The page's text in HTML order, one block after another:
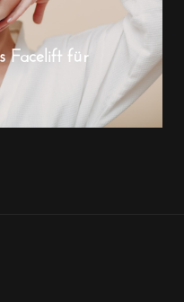
Facelift für